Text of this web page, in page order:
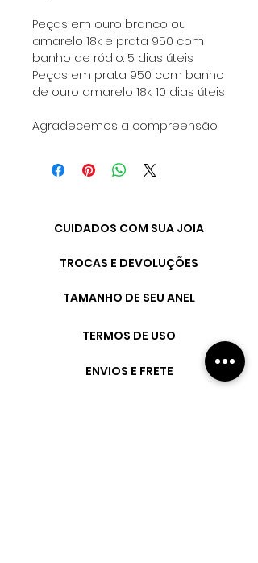
Peças em ouro branco ou
amarelo 18k e prata 950 com
banho de ródio: 5 dias úteis
Peças em prata 950 com banho
de ouro amarelo 18k: 10 dias úteis
Agradecemos a compreensão.
CUIDADOS COM SUA JOIA
TROCAS E DEVOLUÇÕES
TAMANHO DE SEU ANEL
TERMOS DE USO
ENVIOS E FRETE